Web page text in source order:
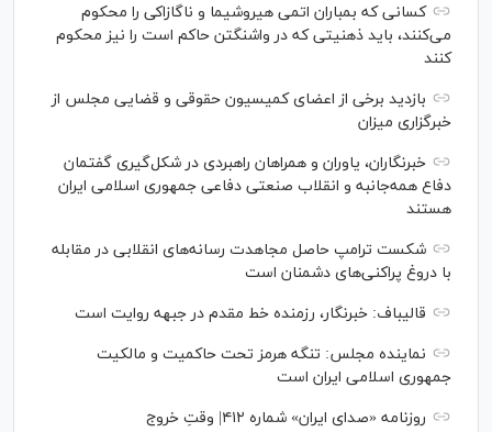
کسانی که بمباران اتمی هیروشیما و ناگازاکی را محکوم
می‌کنند، باید ذهنیتی که در واشنگتن حاکم است را نیز محکوم
کنند
بازدید برخی از اعضای کمیسیون حقوقی و قضایی مجلس از
خبرگزاری میزان
خبرنگاران، یاوران و همراهان راهبردی در شکل‌گیری گفتمان
دفاع همه‌جانبه و انقلاب صنعتی دفاعی جمهوری اسلامی ایران
هستند
شکست ترامپ حاصل مجاهدت رسانه‌های انقلابی در مقابله
با دروغ پراکنی‌های دشمنان است
قالیباف: خبرنگار، رزمنده خط مقدم در جبهه روایت است
نماینده مجلس: تنگه هرمز تحت حاکمیت و مالکیت
جمهوری اسلامی ایران است
روزنامه «صدای ایران» شماره ۴۱۲| وقتِ خروج